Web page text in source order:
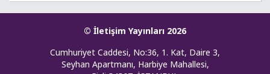
© İletişim Yayınları 2026
Cumhuriyet Caddesi, No:36, 1. Kat, Daire 3,
Seyhan Apartmanı, Harbiye Mahallesi,